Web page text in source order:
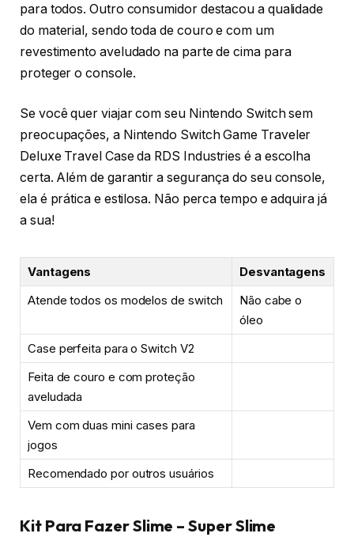
para todos. Outro consumidor destacou a qualidade
do material, sendo toda de couro e com um
revestimento aveludado na parte de cima para
proteger o console.
Se você quer viajar com seu Nintendo Switch sem
preocupações, a Nintendo Switch Game Traveler
Deluxe Travel Case da RDS Industries é a escolha
certa. Além de garantir a segurança do seu console,
ela é prática e estilosa. Não perca tempo e adquira já
a sua!
Vantagens
Desvantagens
Atende todos os modelos de switch
Não cabe o
óleo
Case perfeita para o Switch V2
Feita de couro e com proteção
aveludada
Vem com duas mini cases para
jogos
Recomendado por outros usuários
Kit Para Fazer Slime – Super Slime